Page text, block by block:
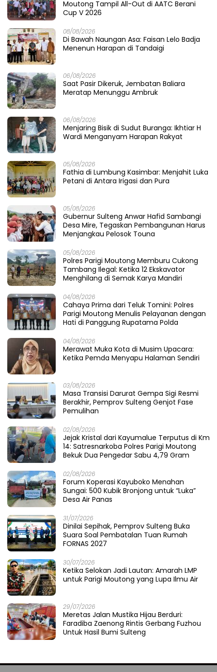
Populer
1
08/08/2026
Tatap Porprov X Sulteng, PELTI Parigi Moutong Tampil
All-Out di AATC Berani Cup V 2026
2 16/08/2025
Nada Merdeka Bergema di Parigi Moutong, Medy Ratu
Sawuda Meraih Juara Pertama Lomba Karaoke Antar
OPD
3 17/08/2025
Gubernur Sulawesi Tengah Hadiri Malam Renungan
Suci HUT ke-80 Kemerdekaan RI
4 17/08/2025
Anak Sulteng Menatap Dunia: MoU Bersejarah Buka
Jalan ke Negeri Jerman
5 18/08/2025
Air Mata Bahagia Ribuan PPPK, SK yang Lama Dinanti
Akhirnya Tiba
6 19/08/2025
Gubernur Sulteng Resmikan Infrastuktur
Ketenangalistrikan Perdana di Morowali
Recent Post
08/08/2026
Moutong Tampil All-Out di AATC Berani
Cup V 2026
08/08/2026
Menenun Harapan di Tandaigi
Meratap Menunggu Ambruk
06/08/2026
Wardi Menganyam Harapan Rakyat
05/08/2026
Petani di Antara Irigasi dan Pura
05/08/2026
Desa Mire, Tegaskan Pembangunan Harus
Menjangkau Pelosok Touna
05/08/2026
Tambang Ilegal: Ketika 12 Ekskavator
Menghilang di Semak Karya Mandiri
Parigi Moutong Menulis Pelayanan dengan
Hati di Panggung Rupatama Polda
04/08/2026